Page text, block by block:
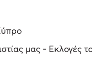
μας - Εκλογές